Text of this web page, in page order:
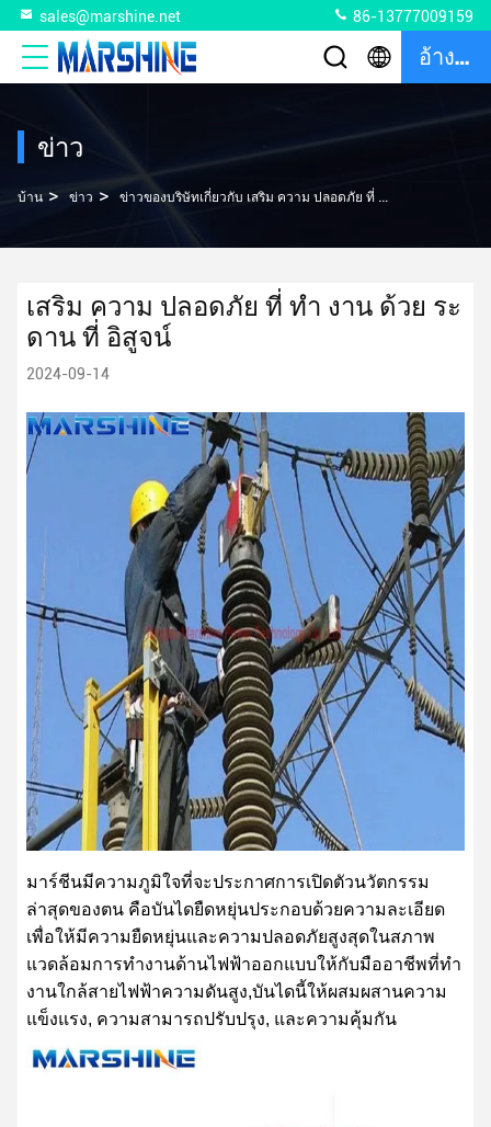
sales@marshine.net 86-13777009159
อ้างอิง
ข่าว
บ้าน > ข่าว > ข่าวของบริษัทเกี่ยวกับ เสริม ความ ปลอดภัย ที่ ทํา งาน ด้วย ระดาน ที่ อิสูจน์
เสริม ความ ปลอดภัย ที่ ทํา งาน ด้วย ระ
ดาน ที่ อิสูจน์
2024-09-14
มาร์ชีนมีความภูมิใจที่จะประกาศการเปิดตัวนวัตกรรม
ล่าสุดของตน คือบันไดยืดหยุ่นประกอบด้วยความละเอียด
เพื่อให้มีความยืดหยุ่นและความปลอดภัยสูงสุดในสภาพ
แวดล้อมการทํางานด้านไฟฟ้าออกแบบให้กับมืออาชีพที่ทํา
งานใกล้สายไฟฟ้าความดันสูง,บันไดนี้ให้ผสมผสานความ
แข็งแรง, ความสามารถปรับปรุง, และความคุ้มกัน